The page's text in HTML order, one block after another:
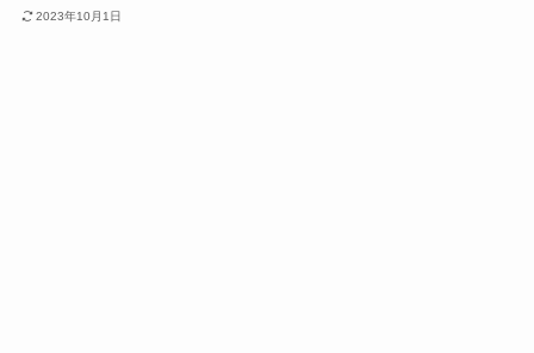
2023年10月1日